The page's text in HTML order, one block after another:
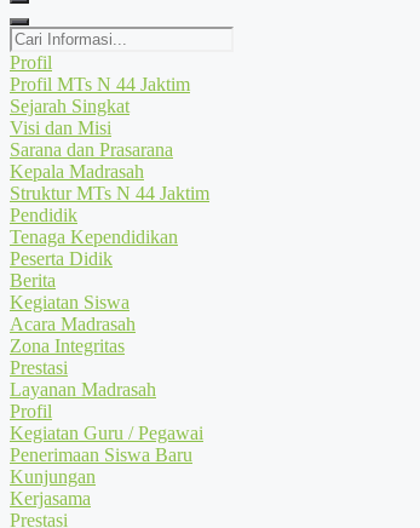
Cari
Informasi...
Profil
Profil MTs N 44 Jaktim
Sejarah Singkat
Visi dan Misi
Sarana dan Prasarana
Kepala Madrasah
Struktur MTs N 44 Jaktim
Pendidik
Tenaga Kependidikan
Peserta Didik
Berita
Kegiatan Siswa
Acara Madrasah
Zona Integritas
Prestasi
Layanan Madrasah
Profil
Kegiatan Guru / Pegawai
Penerimaan Siswa Baru
Kunjungan
Kerjasama
Prestasi